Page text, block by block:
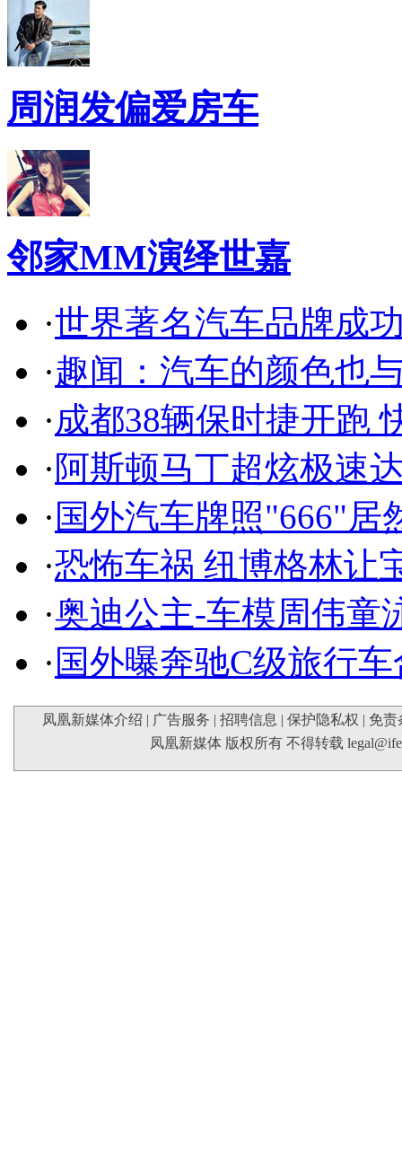
周润发偏爱房车
邻家MM演绎世嘉
·世界著名汽车品牌成
·趣闻：汽车的颜色也
·成都38辆保时捷开跑
·阿斯顿马丁超炫极速
· 国外汽车牌照"666"居
·恐怖车祸 纽博格林让
·奥迪公主-车模周伟童
· 国外曝奔驰C级旅行
凤凰新媒体介绍 | 广告服务 | 招聘信息 | 保护隐私权 | 免责
凤凰新媒体 版权所有 不得转载